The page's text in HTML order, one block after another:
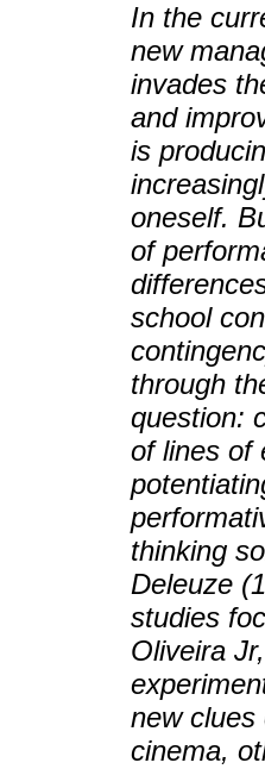
In the
new
invades
and
is
oneself.
of
school
through
question:
of lines of
thinking
Deleuze
studies
Oliveira
new clues
cinema,